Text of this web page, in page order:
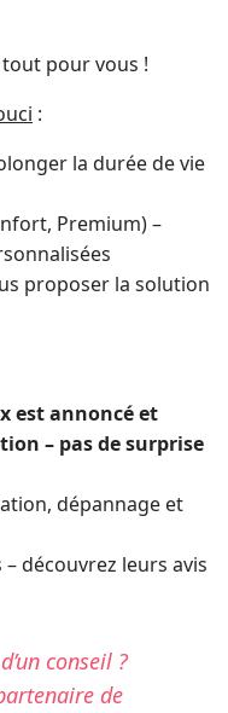
tout pour vous !
:
la durée de vie
Premium) –
proposer la solution
est annoncé et
– pas de surprise
dépannage et
découvrez leurs avis
conseil ?
de